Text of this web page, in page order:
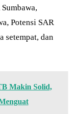
Potensi SAR
setempat, dan
Makin Solid,